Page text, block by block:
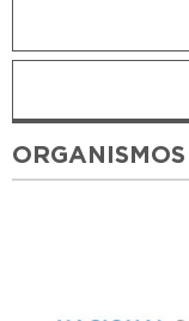
ORGANISMOS